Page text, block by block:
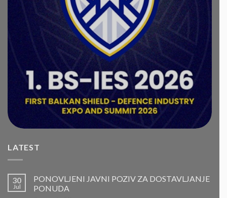
LATEST
30
Jul
PONOVLJENI JAVNI POZIV ZA DOSTAVLJANJE
PONUDA